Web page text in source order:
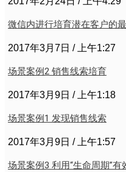
微信内进行培育潜在客户的
2017年3月7日 上午1:27
场景案例2 销售线索培育
2017年3月9日 上午1:18
场景案例1 发现销售线索
2017年3月9日 上午1:57
场景案例3 利用“生命周期”